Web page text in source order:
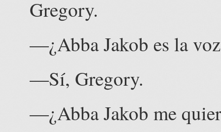
Gregory.
—¿Abba Jakob es la
—Sí, Gregory.
—¿Abba Jakob me